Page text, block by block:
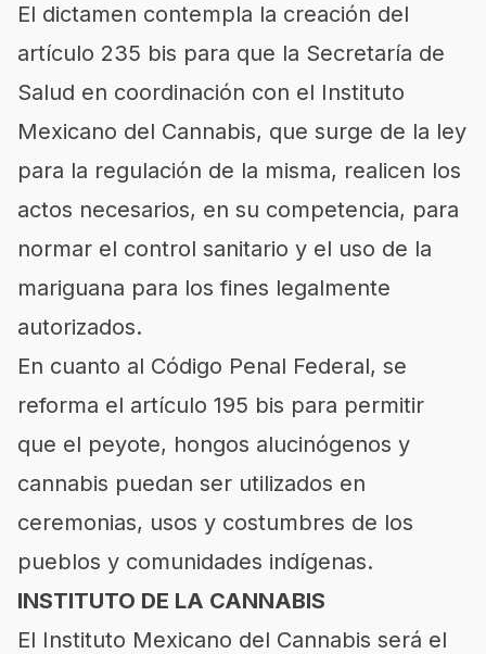
El dictamen contempla la creación del
artículo 235 bis para que la Secretaría de
Salud en coordinación con el Instituto
Mexicano del Cannabis, que surge de la ley
para la regulación de la misma, realicen los
actos necesarios, en su competencia, para
normar el control sanitario y el uso de la
mariguana para los fines legalmente
autorizados.
En cuanto al Código Penal Federal, se
reforma el artículo 195 bis para permitir
que el peyote, hongos alucinógenos y
cannabis puedan ser utilizados en
ceremonias, usos y costumbres de los
pueblos y comunidades indígenas.
INSTITUTO DE LA CANNABIS
El Instituto Mexicano del Cannabis será el